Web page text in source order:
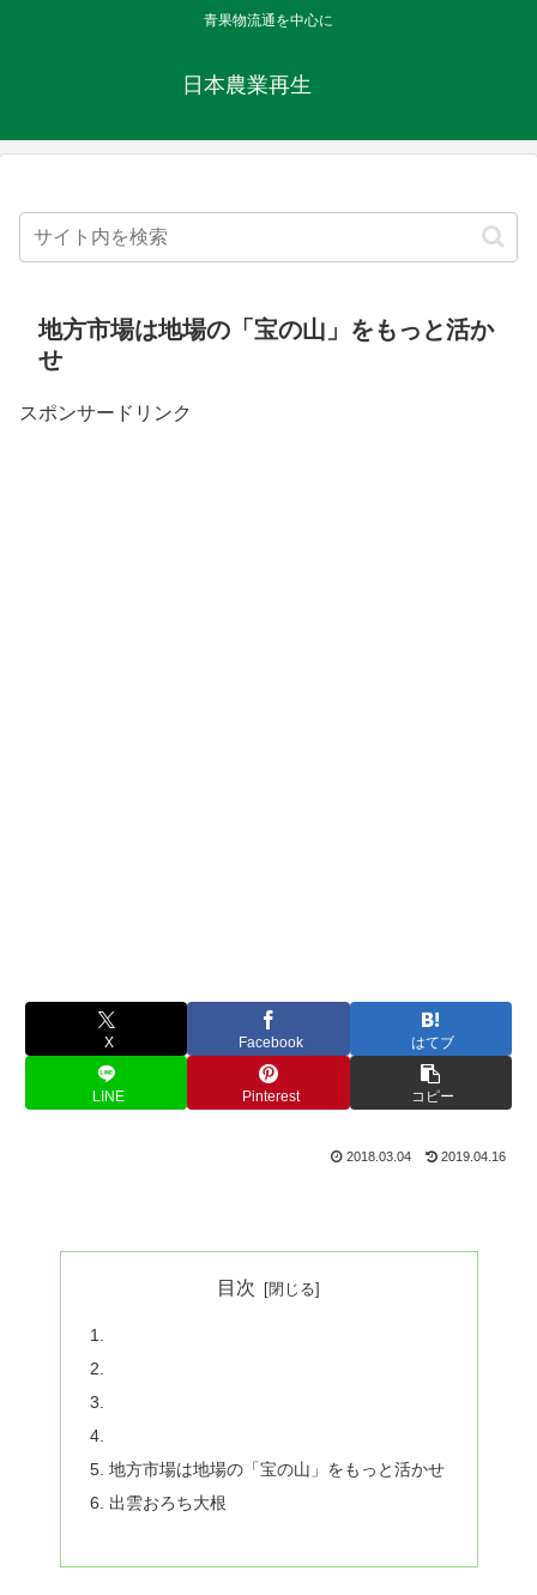
青果物流通を中心に
日本農業再生
地方市場は地場の「宝の山」をもっと活か
せ
スポンサードリンク
X Facebook はてブ
LINE Pinterest コピー
2018.03.04 2019.04.16
目次
地方市場は地場の「宝の山」をもっと活かせ
出雲おろち大根